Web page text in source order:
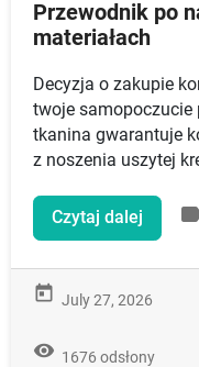
Przewodnik po
materiałach
Decyzja o zakupie
twoje samopoczucie
tkanina gwarantuje
z noszenia uszytej
Czytaj dalej
today July 27, 2026
remove_red_eye 1676 odsłony